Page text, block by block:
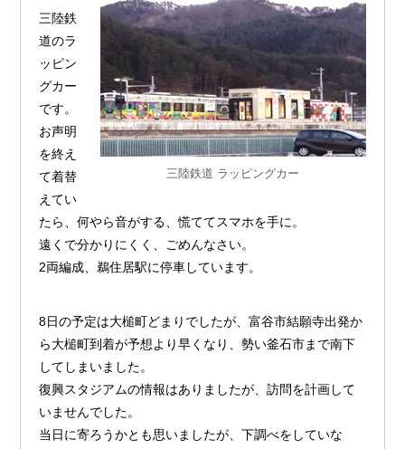
三陸鉄道 ラッピングカー
三陸鉄
道のラ
ッピン
グカー
です。
お声明
を終え
て着替
えてい
たら、何やら音がする、慌ててスマホを手に。
遠くで分かりにくく、ごめんなさい。
2両編成、鵜住居駅に停車しています。
8日の予定は大槌町どまりでしたが、富谷市結願寺出発か
ら大槌町到着が予想より早くなり、勢い釜石市まで南下
してしまいました。
復興スタジアムの情報はありましたが、訪問を計画して
いませんでした。
当日に寄ろうかとも思いましたが、下調べをしていな